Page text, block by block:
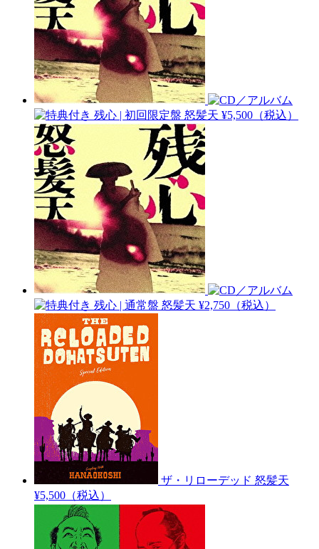
残心 | 初回限定盤 怒髪天 ¥5,500（税込）
残心 | 通常盤 怒髪天 ¥2,750（税込）
ザ・リローデッド 怒髪天
¥5,500（税込）